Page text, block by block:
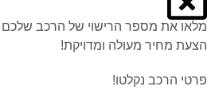
מלאו את מספר הרישוי של הרכב שלכם
הצעת מחיר מעולה ומדויקת!
פרטי הרכב נקלטו!